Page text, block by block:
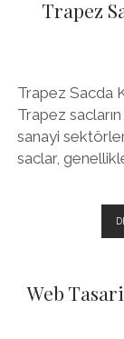
Trapez
Trapez Sacda
Trapez sacların
sanayi
saclar,
Web